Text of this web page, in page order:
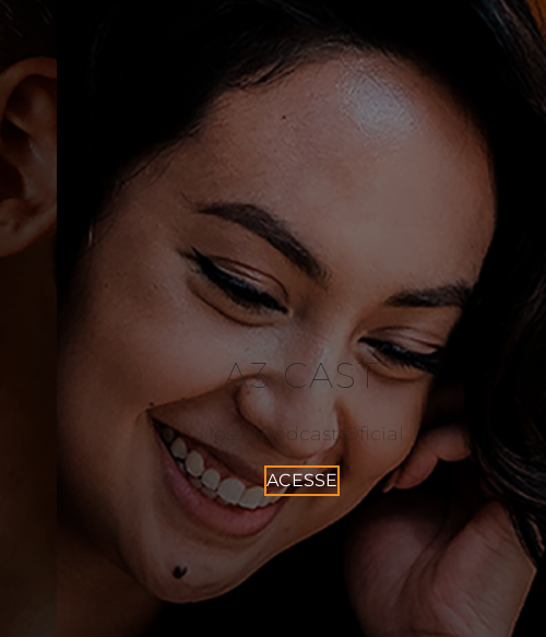
A3 CAST
Nosso Podcast Oficial
ACESSE